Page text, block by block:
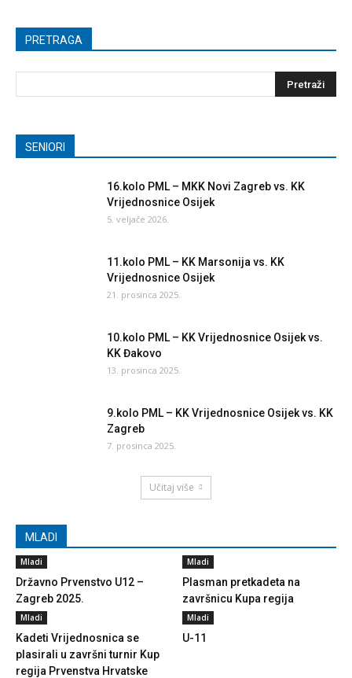
PRETRAGA
SENIORI
16.kolo PML – MKK Novi Zagreb vs. KK
Vrijednosnice Osijek
5. veljače 2026.
11.kolo PML – KK Marsonija vs. KK
Vrijednosnice Osijek
21. prosinca 2025.
10.kolo PML – KK Vrijednosnice Osijek vs.
KK Đakovo
13. prosinca 2025.
9.kolo PML – KK Vrijednosnice Osijek vs. KK
Zagreb
7. prosinca 2025.
Učitaj više
MLADI
Mladi
Državno Prvenstvo U12 –
Zagreb 2025.
Mladi
Plasman pretkadeta na
završnicu Kupa regija
Mladi
Kadeti Vrijednosnica se
plasirali u završni turnir Kup
regija Prvenstva Hrvatske
Mladi
U-11